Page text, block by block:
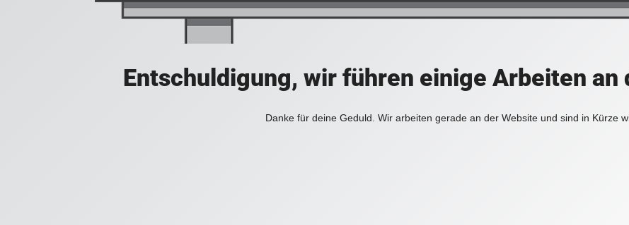
Entschuldigung, wir führen einige Arbeiten an
Danke für deine Geduld. Wir arbeiten gerade an der Website und sind in Kürze